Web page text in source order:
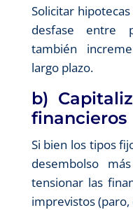
Solicitar
desfase entre
también
largo plazo.
b)
financieros
Si bien los tipos
desembolso
tensionar las
imprevistos